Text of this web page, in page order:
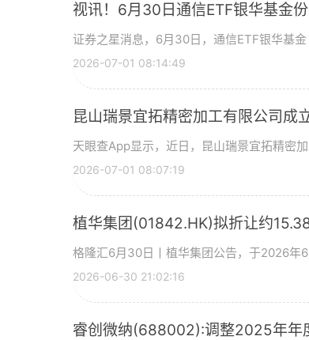
视讯！6月30日通信ETF银华基金
证券之星消息，6月30日，通信ETF银华基
2026-07-01 08:14:49
昆山瑞景宜拓精密加工有限公司成
天眼查App显示，近日，昆山瑞景宜拓精密
2026-07-01 08:07:19
植华集团(01842.HK)拟折让约
格隆汇6月30日丨植华集团公告，于2026年
2026-06-30 21:02:16
睿创微纳(688002):调整2025年年